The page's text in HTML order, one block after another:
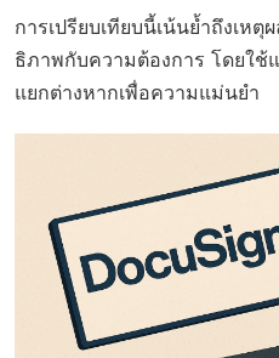
การเปรียบเทียบนี้เน้นย้ำถึงเห
ธิภาพกับความต้องการ โดยใช้
แยกต่างหากเพื่อความแม่นยำ